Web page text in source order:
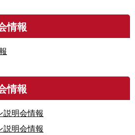
情報
情報
説明会情報
説明会情報